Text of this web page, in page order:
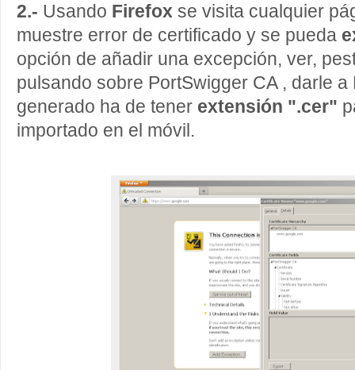
2.- Usando Firefox se visita cualquier
muestre error de certificado y se pueda
opción de añadir una excepción, ver,
pulsando sobre PortSwigger CA , darle a
generado ha de tener extensión ".cer"
importado en el móvil.